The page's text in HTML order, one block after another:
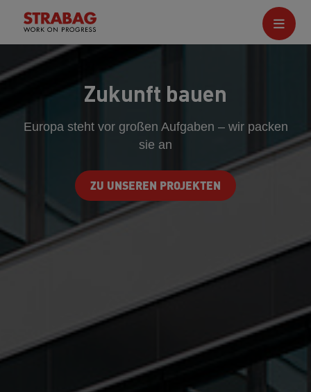
Zukunft bauen
Europa steht vor großen Aufgaben – wir packen
sie an
ZU UNSEREN PROJEKTEN